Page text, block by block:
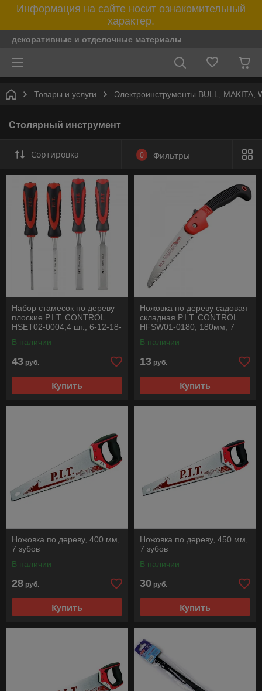
Информация на сайте носит ознакомительный
характер.
декоративные и отделочные материалы
Товары и услуги Электроинструменты BULL,
Столярный инструмент
Сортировка 0 Фильтры
Набор стамесок по дереву
плоские P.I.T. CONTROL
HSET02-0004,4 шт., 6-12-18-
В наличии
43 руб.
Купить
Ножовка по дереву садовая
складная P.I.T. CONTROL
HFSW01-0180, 180мм, 7
В наличии
13 руб.
Купить
Ножовка по дереву, 400 мм,
7 зубов
В наличии
28 руб.
Купить
Ножовка по дереву, 450 мм,
7 зубов
В наличии
30 руб.
Купить